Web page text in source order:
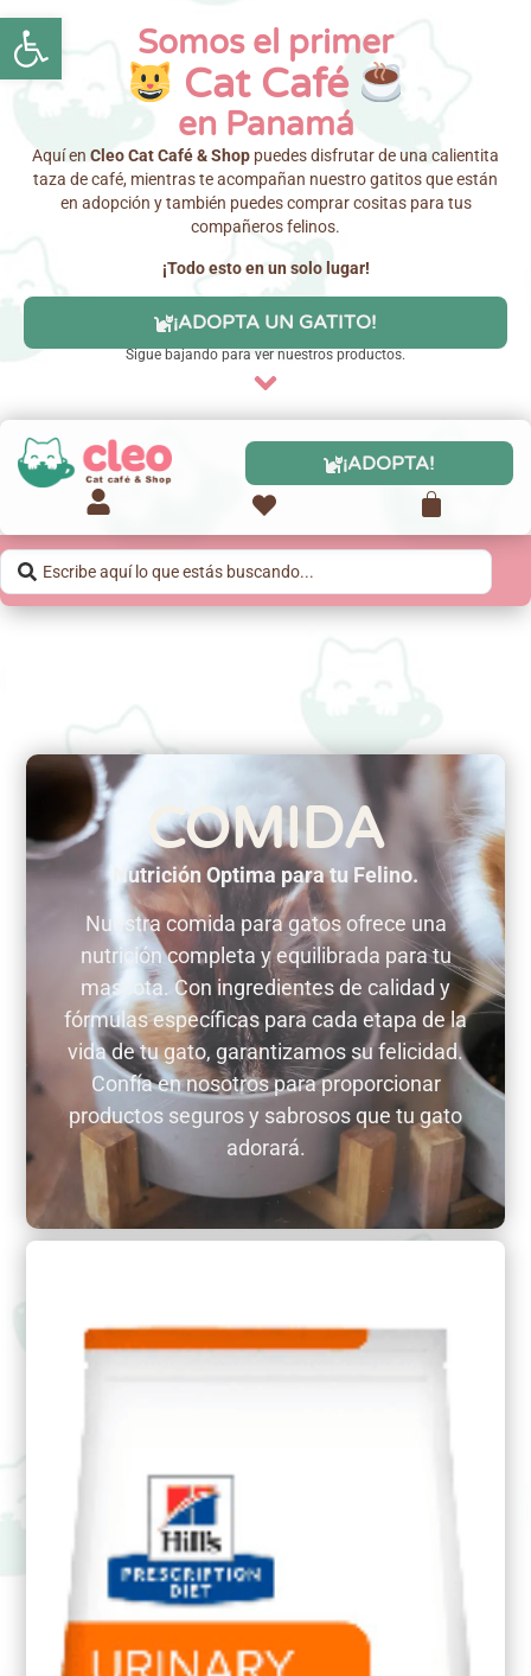
Abrir barra de herramientasSomos el primer
Cat Café
en Panamá
Aquí en Cleo Cat Café & Shop puedes disfrutar de una calientita
taza de café, mientras te acompañan nuestro gatitos que están
en adopción y también puedes comprar cositas para tus
compañeros felinos.
¡Todo esto en un solo lugar!
¡ADOPTA UN GATITO!
Sigue bajando para ver nuestros productos.
¡ADOPTA!
COMIDA
Nutrición Optima para tu Felino.
Nuestra comida para gatos ofrece una
nutrición completa y equilibrada para tu
mascota. Con ingredientes de calidad y
fórmulas específicas para cada etapa de la
vida de tu gato, garantizamos su felicidad.
Confía en nosotros para proporcionar
productos seguros y sabrosos que tu gato
adorará.